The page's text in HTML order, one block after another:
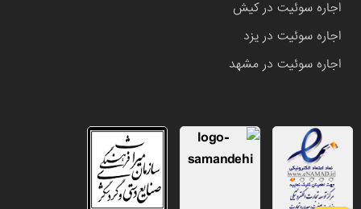
اجاره سوئیت در کیش
اجاره سوئیت در یزد
اجاره سوئیت در مشهد